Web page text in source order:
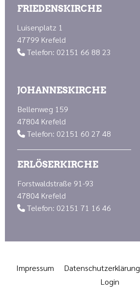
FRIEDENSKIRCHE
Luisenplatz 1
47799 Krefeld
 Telefon: 02151 66 88 23
JOHANNESKIRCHE
Bellenweg 159
47804 Krefeld
 Telefon: 02151 60 27 48
ERLÖSERKIRCHE
Forstwaldstraße 91-93
47804 Krefeld
 Telefon: 02151 71 16 46
Impressum Datenschutzerklärung
Login